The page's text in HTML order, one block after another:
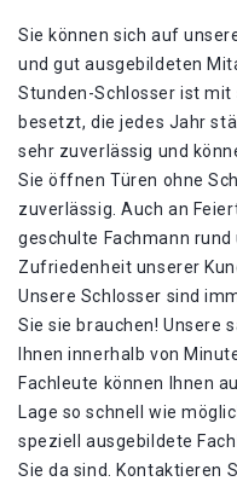
Sie können sich auf
und gut ausgebildeten
Stunden-Schlosser ist
besetzt, die jedes Jahr
sehr zuverlässig und
Sie öffnen Türen ohne
zuverlässig. Auch an
geschulte Fachmann
Zufriedenheit unserer
Unsere Schlosser sind
Sie sie brauchen! Unsere
Ihnen innerhalb von
Fachleute können Ihnen
Lage so schnell wie
speziell ausgebildete
Sie da sind. Kontaktieren